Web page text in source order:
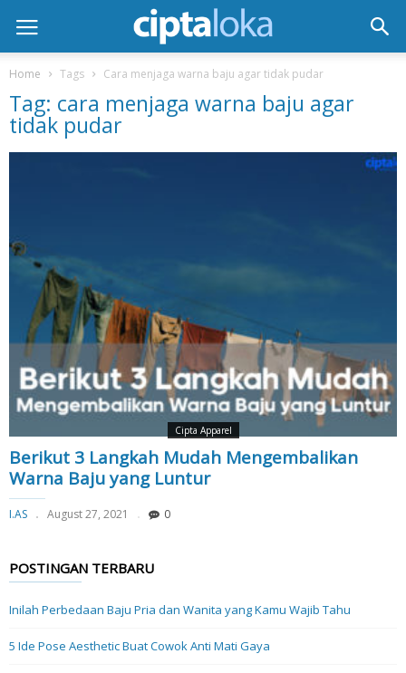
Home Tags Cara menjaga warna baju agar tidak pudar
Tag: cara menjaga warna baju agar
tidak pudar
Cipta Apparel
Berikut 3 Langkah Mudah Mengembalikan
Warna Baju yang Luntur
I.AS August 27, 2021 0
POSTINGAN TERBARU
Inilah Perbedaan Baju Pria dan Wanita yang Kamu Wajib Tahu
5 Ide Pose Aesthetic Buat Cowok Anti Mati Gaya